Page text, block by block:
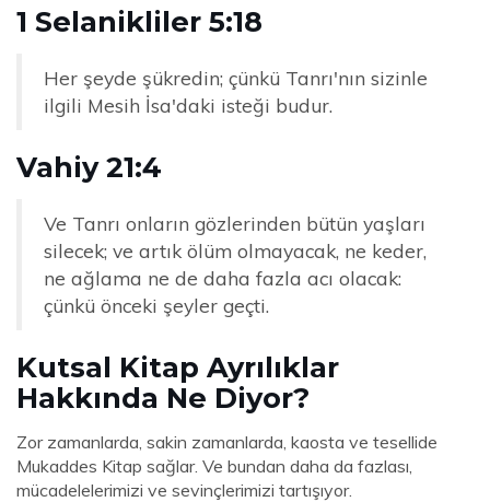
1 Selanikliler 5:18
Her şeyde şükredin; çünkü Tanrı'nın sizinle
ilgili Mesih İsa'daki isteği budur.
Vahiy 21:4
Ve Tanrı onların gözlerinden bütün yaşları
silecek; ve artık ölüm olmayacak, ne keder,
ne ağlama ne de daha fazla acı olacak:
çünkü önceki şeyler geçti.
Kutsal Kitap Ayrılıklar
Hakkında Ne Diyor?
Zor zamanlarda, sakin zamanlarda, kaosta ve tesellide
Mukaddes Kitap sağlar. Ve bundan daha da fazlası,
mücadelelerimizi ve sevinçlerimizi tartışıyor.